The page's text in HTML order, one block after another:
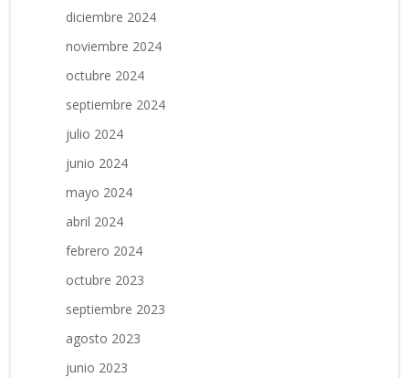
diciembre 2024
noviembre 2024
octubre 2024
septiembre 2024
julio 2024
junio 2024
mayo 2024
abril 2024
febrero 2024
octubre 2023
septiembre 2023
agosto 2023
junio 2023